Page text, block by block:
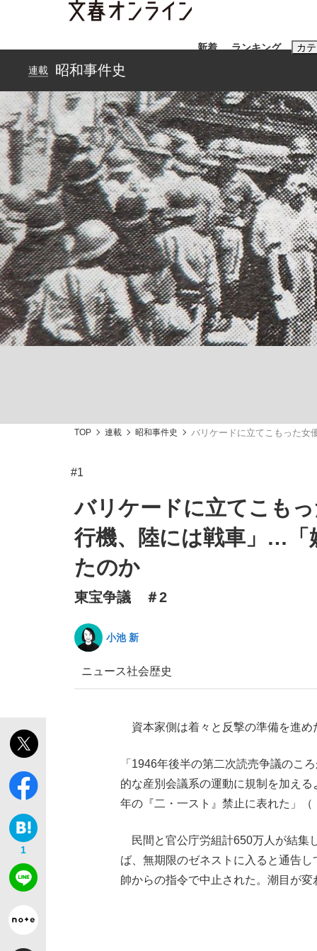
新着 ランキング カ
「90%は失敗する。でも…」本田圭佑が初
終戦から81年
おすすめの
#藤田晋
#三
#玉木雄一郎
連載 昭和事件史
TOP 連載 昭和事件史 バリケードに立てこもった女
#1
バリケードに立てこも
行機、陸には戦車」…「
たのか
東宝争議 ＃2
小池 新
ニュース社会歴史
1
資本家側は着々と反撃の準備を進め
「1946年後半の第二次読売争議のこ
的な産別会議系の運動に規制を加え
年の『二・一スト』禁止に表れた」（
民間と官公庁労組計650万人が結集
ば、無期限のゼネストに入ると通告
帥からの指令で中止された。潮目が変